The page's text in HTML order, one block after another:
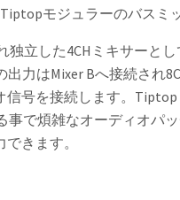
モジュラーのバスミ
独立した4CHミキサーと
出力はMixer Bへ接続され
号を接続します。Tiptop
事で煩雑なオーディオパ
きます。